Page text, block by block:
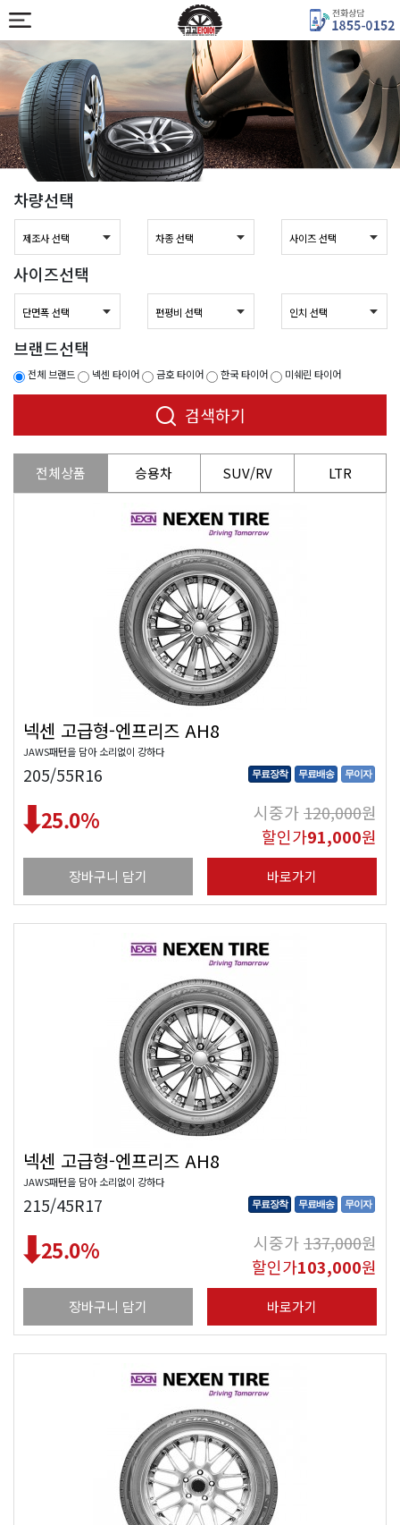
차량선택
사이즈선택
브랜드선택
전체 브랜드 넥센 타이어 금호 타이어 한국 타이어 미쉐린 타이어
검색하기
전체상품 승용차 SUV/RV LTR
넥센 고급형-엔프리즈 AH8
JAWS패턴을 담아 소리없이 강하다
205/55R16 무료장착 무료배송 무이자
25.0% 시중가120,000원
할인가91,000원
장바구니 담기 바로가기
넥센 고급형-엔프리즈 AH8
JAWS패턴을 담아 소리없이 강하다
215/45R17 무료장착 무료배송 무이자
25.0% 시중가137,000원
할인가103,000원
장바구니 담기 바로가기